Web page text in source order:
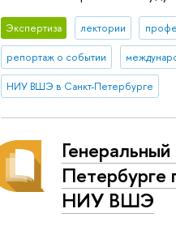
Экспертиза лектории
репортаж о событии
НИУ ВШЭ в Санкт-Петербурге
Петербурге
НИУ ВШЭ